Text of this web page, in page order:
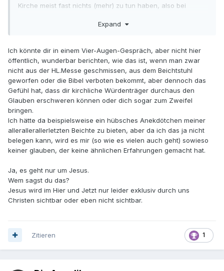
Kirche meist fast nichts (mehr) zu tun haben, also bei
Es geht doch gar nicht um die Kirche! Es geht um Jesus,
den Herrn. Es kann doch nicht das primäre Ziel sein, die
Menschen für eine fehlerhafte Kirche zu gewinnen - sie
sollen Jesus begegnen!
Doch das finde ich da nirgendwo. Warum nicht? Wieso
immer noch nicht
mir? - als betreibe man Nabelschau? Wenn ein Mensch
Jesus nicht in der Kirche, sondern woanders findet - das
wird zumindest in dem Artikel nicht erwähnt, auch wenn
das selten passieren wird auf die ganze Masse bezogen -
Wie sagt ein amerik. Priester gerne "I'm in sales, not in
management".
und strukturelle Änderungen packt, mag das kurzfristige
Expand
Ich könnte dir in einem Vier-Augen-Gespräch, aber nicht hier
öffentlich, wunderbar berichten, wie das ist, wenn man zwar
nicht aus der HL.Messe geschmissen, aus dem Beichtstuhl
geworfen oder die Bibel verboten bekommt, aber dennoch das
Gefühl hat, dass dir kirchliche Würdenträger durchaus den
Glauben erschweren können oder dich sogar zum Zweifel
bringen.
Ich hätte da beispielsweise ein hübsches Anekdötchen meiner
allerallerallerletzten Beichte zu bieten, aber da ich das ja nicht
belegen kann, wird es mir (so wie es vielen auch geht) sowieso
keiner glauben, der keine ähnlichen Erfahrungen gemacht hat.
Ja, es geht nur um Jesus.
Wem sagst du das?
Jesus wird im Hier und Jetzt nur leider exklusiv durch uns
Christen sichtbar oder eben nicht sichtbar.
1
Zitieren